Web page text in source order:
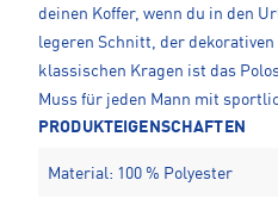
deinen Koffer, wenn du in den
legeren Schnitt, der
klassischen Kragen ist das
Muss für jeden Mann mit
PRODUKTEIGENSCHAFTEN
Material: 100 % Polyester